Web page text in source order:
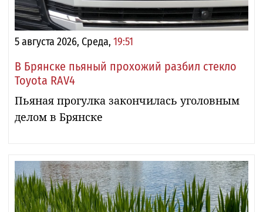
5 августа 2026, Среда, 19:51
В Брянске пьяный прохожий разбил стекло
Toyota RAV4
Пьяная прогулка закончилась уголовным
делом в Брянске